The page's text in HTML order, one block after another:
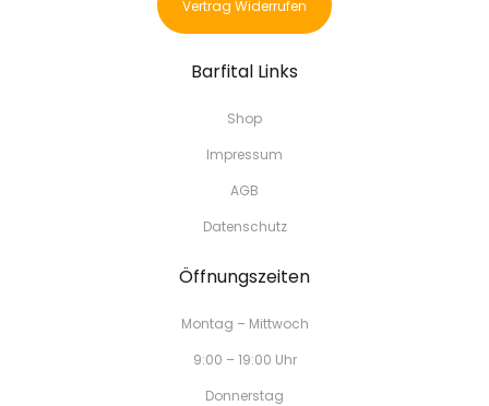
Vertrag Widerrufen
Barfital Links
Shop
Impressum
AGB
Datenschutz
Öffnungszeiten
Montag – Mittwoch
9:00 – 19:00 Uhr
Donnerstag